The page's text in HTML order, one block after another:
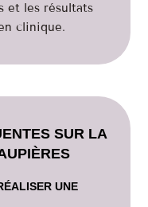
et les résultats
clinique.
SUR LA
UNE